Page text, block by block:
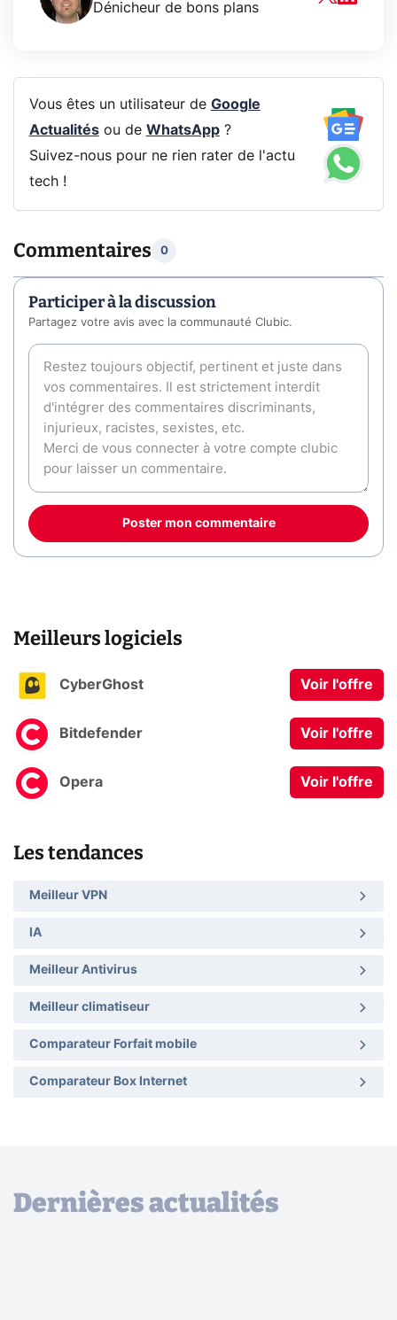
Dénicheur de bons plans
Vous êtes un utilisateur de Google
Actualitésou de WhatsApp?
Suivez-nous pour ne rien rater de l'actu
tech !
Commentaires 0
Participer à la discussion
Partagez votre avis avec la communauté Clubic.
Poster mon commentaire
Meilleurs logiciels
CyberGhost Voir l'offre
Bitdefender Voir l'offre
Opera Voir l'offre
Les tendances
Meilleur VPN
IA
Meilleur Antivirus
Meilleur climatiseur
Comparateur Forfait mobile
Comparateur Box Internet
Dernières actualités